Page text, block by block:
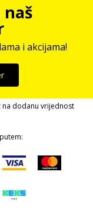
naš
i akcijama!
na dodanu vrijednost